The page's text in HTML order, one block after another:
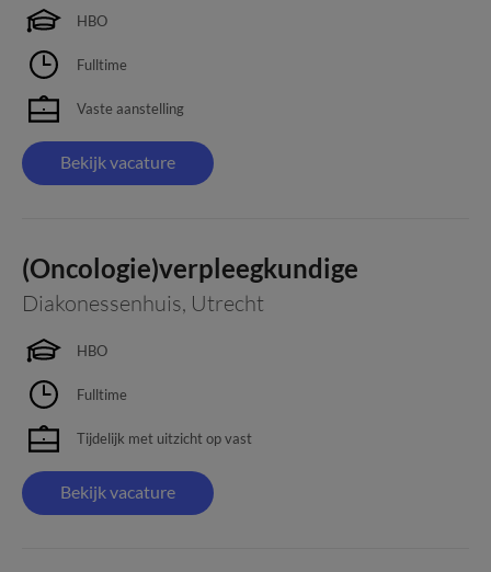
HBO
Fulltime
Vaste aanstelling
Bekijk vacature
(Oncologie)verpleegkundige
Diakonessenhuis, Utrecht
HBO
Fulltime
Tijdelijk met uitzicht op vast
Bekijk vacature